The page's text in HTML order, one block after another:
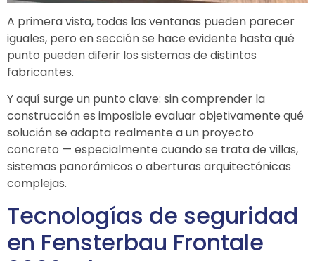
A primera vista, todas las ventanas pueden parecer
iguales, pero en sección se hace evidente hasta qué
punto pueden diferir los sistemas de distintos
fabricantes.
Y aquí surge un punto clave: sin comprender la
construcción es imposible evaluar objetivamente qué
solución se adapta realmente a un proyecto
concreto — especialmente cuando se trata de villas,
sistemas panorámicos o aberturas arquitectónicas
complejas.
Tecnologías de seguridad
en Fensterbau Frontale